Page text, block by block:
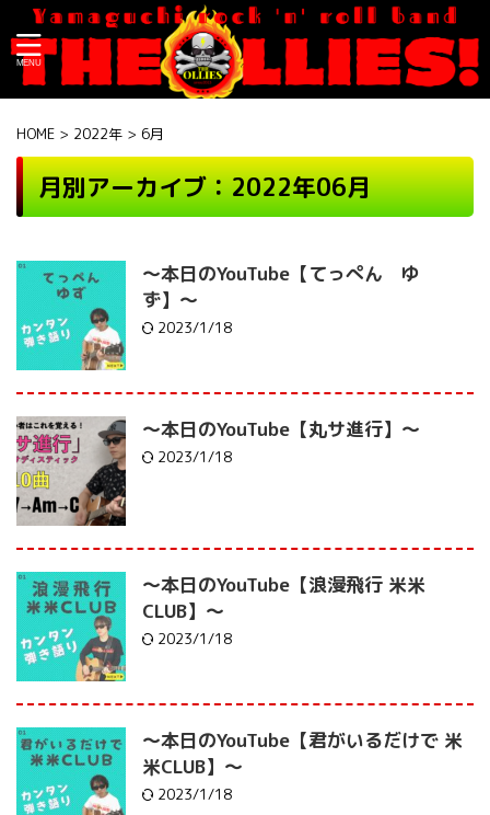
HOME > 2022年 > 6月
月別アーカイブ：2022年06月
〜本日のYouTube【てっぺん ゆ
ず】〜
2023/1/18
〜本日のYouTube【丸サ進行】〜
2023/1/18
〜本日のYouTube【浪漫飛行 米米
CLUB】〜
2023/1/18
〜本日のYouTube【君がいるだけで 米
米CLUB】〜
2023/1/18